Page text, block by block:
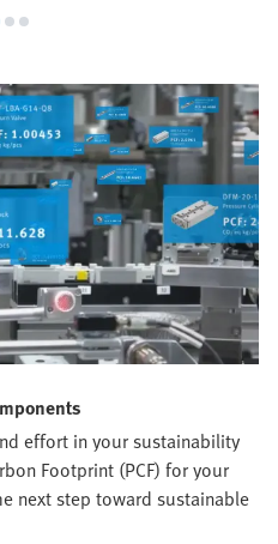
effort in your sustainability
Footprint (PCF) for your
next step toward sustainable